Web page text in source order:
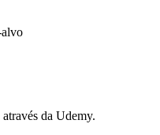
alvo
da Udemy.